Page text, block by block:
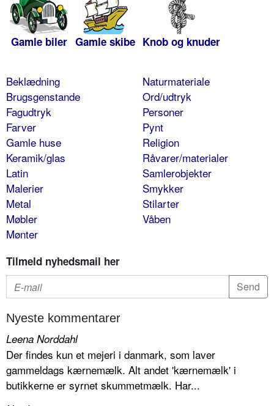
Gamle biler Gamle skibe Knob og knuder
Beklædning
Brugsgenstande
Fagudtryk
Farver
Gamle huse
Keramik/glas
Latin
Malerier
Metal
Møbler
Mønter
Naturmateriale
Ord/udtryk
Personer
Pynt
Religion
Råvarer/materialer
Samlerobjekter
Smykker
Stilarter
Våben
Tilmeld nyhedsmail her
Nyeste kommentarer
Leena Norddahl
Der findes kun et mejeri i danmark, som laver
gammeldags kærnemælk. Alt andet 'kærnemælk' i
butikkerne er syrnet skummetmælk. Har...